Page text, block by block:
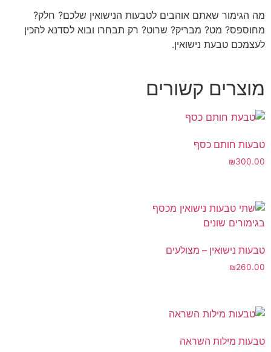
מה הגימור שאתם אוהבים לטבעות הנישואין שלכם? חלק?
מחוספס? מט? מבריק? שרוט? רק תבחרו ובוא לסדנא להכין
לעצמכם טבעת נישואין.
מוצרים קשורים
טבעות חותם כסף
₪300.00
טבעות נישואין – מצולעים
₪260.00
טבעות מילות השראה